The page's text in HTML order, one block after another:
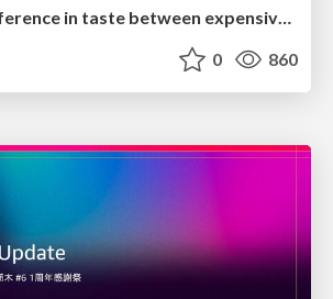
What's the difference in taste between expensive and cheap mills? Measuring coffee particle size distribution using ImageJ
0 860